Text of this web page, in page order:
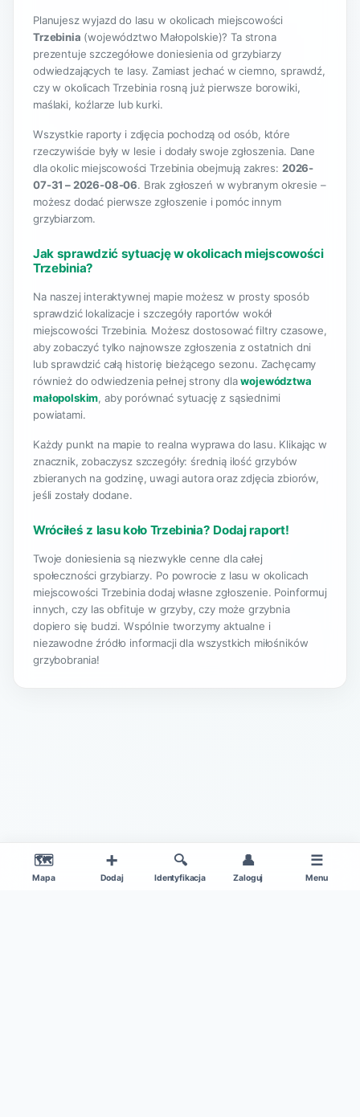
🗺️
Mapa
➕
Dodaj
🔍
Identyfikacja
👤
Zaloguj
☰
Menu
Planujesz wyjazd do lasu w okolicach miejscowości
Trzebinia (województwo Małopolskie)? Ta strona
prezentuje szczegółowe doniesienia od grzybiarzy
odwiedzających te lasy. Zamiast jechać w ciemno, sprawdź,
czy w okolicach Trzebinia rosną już pierwsze borowiki,
maślaki, koźlarze lub kurki.
Wszystkie raporty i zdjęcia pochodzą od osób, które
rzeczywiście były w lesie i dodały swoje zgłoszenia. Dane
dla okolic miejscowości Trzebinia obejmują zakres: 2026-
07-31 – 2026-08-06. Brak zgłoszeń w wybranym okresie –
możesz dodać pierwsze zgłoszenie i pomóc innym
grzybiarzom.
Jak sprawdzić sytuację w okolicach miejscowości
Trzebinia?
Na naszej interaktywnej mapie możesz w prosty sposób
sprawdzić lokalizacje i szczegóły raportów wokół
miejscowości Trzebinia. Możesz dostosować filtry czasowe,
aby zobaczyć tylko najnowsze zgłoszenia z ostatnich dni
lub sprawdzić całą historię bieżącego sezonu. Zachęcamy
również do odwiedzenia pełnej strony dlawojewództwa
małopolskim, aby porównać sytuację z sąsiednimi
powiatami.
Każdy punkt na mapie to realna wyprawa do lasu. Klikając w
znacznik, zobaczysz szczegóły: średnią ilość grzybów
zbieranych na godzinę, uwagi autora oraz zdjęcia zbiorów,
jeśli zostały dodane.
Wróciłeś z lasu koło Trzebinia? Dodaj raport!
Twoje doniesienia są niezwykle cenne dla całej
społeczności grzybiarzy. Po powrocie z lasu w okolicach
miejscowości Trzebinia dodaj własne zgłoszenie. Poinformuj
innych, czy las obfituje w grzyby, czy może grzybnia
dopiero się budzi. Wspólnie tworzymy aktualne i
niezawodne źródło informacji dla wszystkich miłośników
grzybobrania!